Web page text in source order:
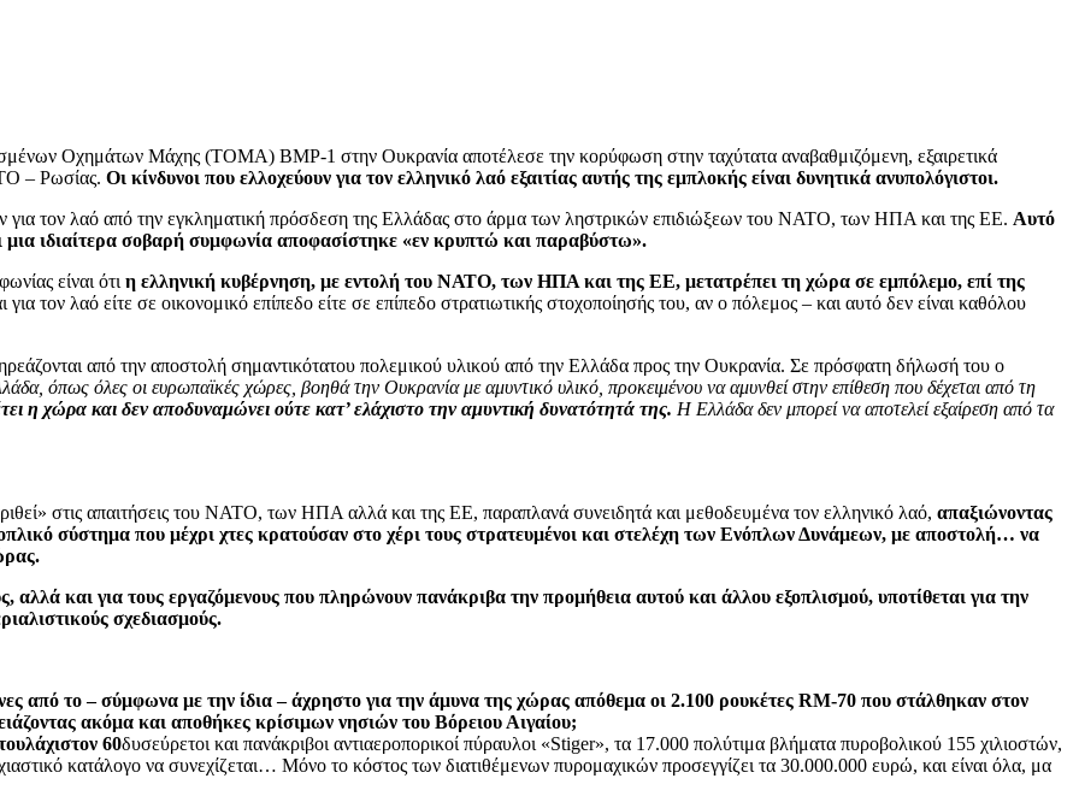
Οχημάτων Μάχης (ΤΟΜΑ) BMP-1 στην Ουκρανία αποτέλεσε την κορύφωση στην ταχύτατα αναβαθμιζόμενη, εξαιρετικά
– Ρωσίας. Οι κίνδυνοι που ελλοχεύουν για τον ελληνικό λαό εξαιτίας αυτής της εμπλοκής είναι δυνητικά ανυπολόγιστοι.
για τον λαό από την εγκληματική πρόσδεση της Ελλάδας στο άρμα των ληστρικών επιδιώξεων του ΝΑΤΟ, των ΗΠΑ και της ΕΕ. Αυτό
μια ιδιαίτερα σοβαρή συμφωνία αποφασίστηκε «εν κρυπτώ και παραβύστω».
είναι ότι η ελληνική κυβέρνηση, με εντολή του ΝΑΤΟ, των ΗΠΑ και της ΕΕ, μετατρέπει τη χώρα σε εμπόλεμο, επί της
για τον λαό είτε σε οικονομικό επίπεδο είτε σε επίπεδο στρατιωτικής στοχοποίησής του, αν ο πόλεμος – και αυτό δεν είναι καθόλου
από την αποστολή σημαντικότατου πολεμικού υλικού από την Ελλάδα προς την Ουκρανία. Σε πρόσφατη δήλωσή του ο
όπως όλες οι ευρωπαϊκές χώρες, βοηθά την Ουκρανία με αμυντικό υλικό, προκειμένου να αμυνθεί στην επίθεση που δέχεται από τη
η χώρα και δεν αποδυναμώνει ούτε κατ’ ελάχιστο την αμυντική δυνατότητά της. Η Ελλάδα δεν μπορεί να αποτελεί εξαίρεση από τα
στις απαιτήσεις του ΝΑΤΟ, των ΗΠΑ αλλά και της ΕΕ, παραπλανά συνειδητά και μεθοδευμένα τον ελληνικό λαό, απαξιώνοντας
σύστημα που μέχρι χτες κρατούσαν στο χέρι τους στρατευμένοι και στελέχη των Ενόπλων Δυνάμεων, με αποστολή… να
και για τους εργαζόμενους που πληρώνουν πανάκριβα την προμήθεια αυτού και άλλου εξοπλισμού, υποτίθεται για την
σχεδιασμούς.
από το – σύμφωνα με την ίδια – άχρηστο για την άμυνα της χώρας απόθεμα οι 2.100 ρουκέτες RM-70 που στάλθηκαν στον
ακόμα και αποθήκες κρίσιμων νησιών του Βόρειου Αιγαίου;
60δυσεύρετοι και πανάκριβοι αντιαεροπορικοί πύραυλοι «Stiger», τα 17.000 πολύτιμα βλήματα πυροβολικού 155 χιλιοστών,
κατάλογο να συνεχίζεται… Μόνο το κόστος των διατιθέμενων πυρομαχικών προσεγγίζει τα 30.000.000 ευρώ, και είναι όλα, μα